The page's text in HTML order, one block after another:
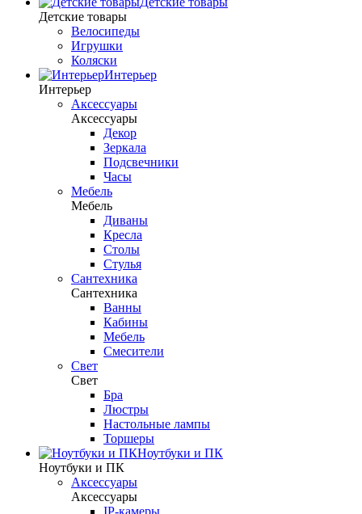
Детские товары
Велосипеды
Игрушки
Коляски
Интерьер
Интерьер
Аксессуары
Аксессуары
Декор
Зеркала
Подсвечники
Часы
Мебель
Мебель
Диваны
Кресла
Столы
Стулья
Сантехника
Сантехника
Ванны
Кабины
Мебель
Смесители
Свет
Свет
Бра
Люстры
Настольные лампы
Торшеры
Ноутбуки и ПК
Ноутбуки и ПК
Аксессуары
Аксессуары
IP-камеры